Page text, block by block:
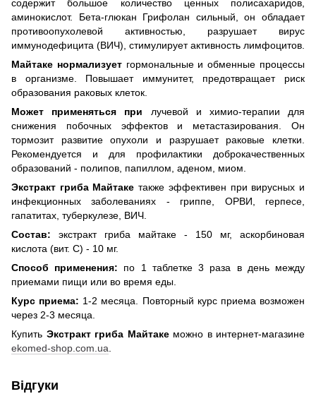
содержит большое количество ценных полисахаридов,
аминокислот. Бета-глюкан Грифолан сильный, он обладает
противоопухолевой активностью, разрушает вирус
иммунодефицита (ВИЧ), стимулирует активность лимфоцитов.
Майтаке нормализуетгормональные и обменные процессы
в организме. Повышает иммунитет, предотвращает риск
образования раковых клеток.
Может применяться при лучевой и химио-терапии для
снижения побочных эффектов и метастазирования. Он
тормозит развитие опухоли и разрушает раковые клетки.
Рекомендуется и для профилактики доброкачественных
образований - полипов, папиллом, аденом, миом.
Экстракт гриба Майтаке также эффективен при вирусных и
инфекционных заболеваниях - гриппе, ОРВИ, герпесе,
гапатитах, туберкулезе, ВИЧ.
Состав: экстракт гриба майтаке - 150 мг, аскорбиновая
кислота (вит. С) - 10 мг.
Способ применения: по 1 таблетке 3 раза в день между
приемами пищи или во время еды.
Курс приема: 1-2 месяца. Повторный курс приема возможен
через 2-3 месяца.
Купить Экстракт гриба Майтакеможно в интернет-магазине
ekomed-shop.com.ua
Відгуки